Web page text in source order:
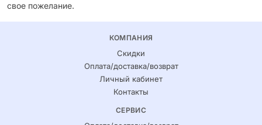
свое пожелание.
КОМПАНИЯ
Скидки
Оплата/доставка/возврат
Личный кабинет
Контакты
СЕРВИС